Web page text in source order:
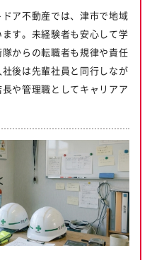
ア不動産では、津市で地域
す。未経験者も安心して学
からの転職者も規律や責任
後は先輩社員と同行しなが
や管理職としてキャリアア